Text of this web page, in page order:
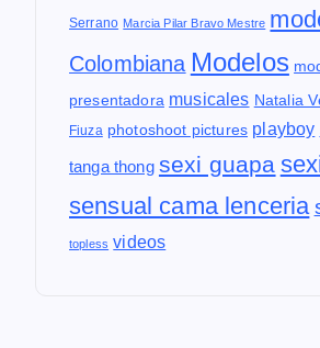
Serrano Marcia Pilar Bravo Mestre
Colombiana Modelos
presentadora musicales Natalia
Fiuza photoshoot pictures playboy
tanga thong sexi guapa
sensual cama lenceria
topless videos